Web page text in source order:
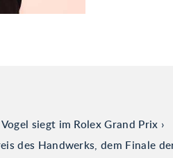
siegt im Rolex Grand Prix
des Handwerks, dem Finale